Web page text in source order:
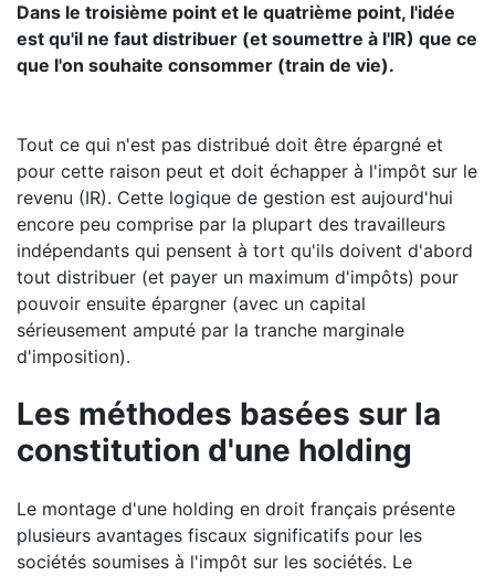
Dans le troisième point et le quatrième point, l'idée
est qu'il ne faut distribuer (et soumettre à l'IR) que ce
que l'on souhaite consommer (train de vie).
Tout ce qui n'est pas distribué doit être épargné et
pour cette raison peut et doit échapper à l'impôt sur le
revenu (IR). Cette logique de gestion est aujourd'hui
encore peu comprise par la plupart des travailleurs
indépendants qui pensent à tort qu'ils doivent d'abord
tout distribuer (et payer un maximum d'impôts) pour
pouvoir ensuite épargner (avec un capital
sérieusement amputé par la tranche marginale
d'imposition).
Les méthodes basées sur la
constitution d'une holding
Le montage d'une holding en droit français présente
plusieurs avantages fiscaux significatifs pour les
sociétés soumises à l'impôt sur les sociétés. Le